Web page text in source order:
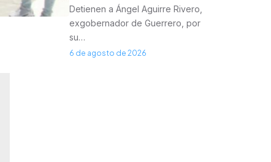
Detienen a Ángel Aguirre Rivero,
exgobernador de Guerrero, por
su…
6 de agosto de 2026